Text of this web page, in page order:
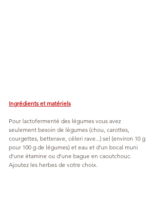
Ingrédients et matériels
Pour lactofermenté des légumes vous avez
seulement besoin de légumes (chou, carottes,
courgettes, betterave, céleri rave...) sel (environ 10 g
pour 100 g de légumes) et eau et d'un bocal muni
d'une étamine ou d'une bague en caoutchouc.
Ajoutez les herbes de votre choix.